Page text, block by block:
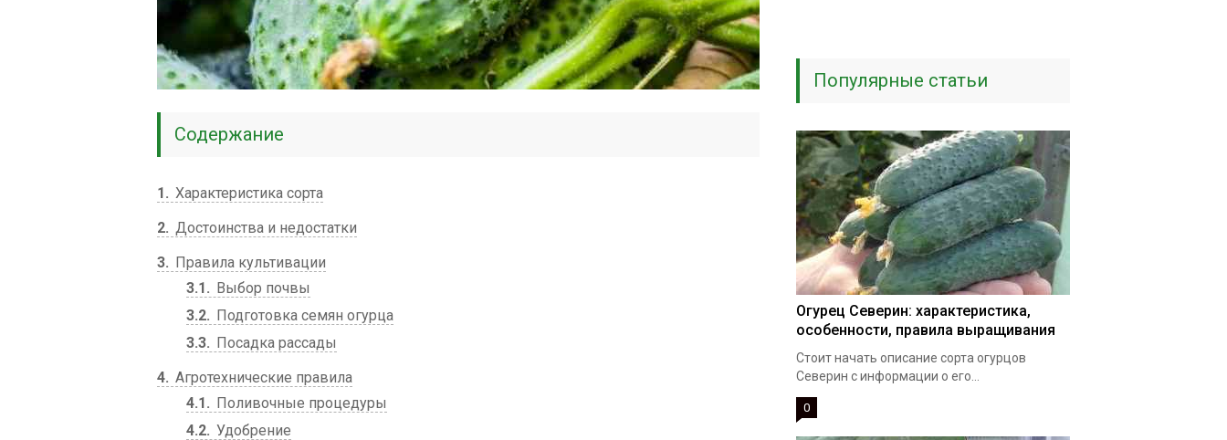
Содержание
1
Характеристика сорта
2 Достоинства и недостатки
3
Правила культивации
3.1
Выбор почвы
3.2
Подготовка семян огурца
3.3
Посадка рассады
4 Агротехнические правила
4.1
Поливочные процедуры
4.2 Удобрение
Популярные статьи
Огурец Северин: характеристика,
особенности, правила выращивания
Стоит начать описание сорта огурцов
Северин с информации о его...
0